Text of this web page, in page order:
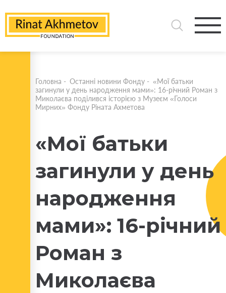
Головна - Останні новини Фонду - «Мої батьки
загинули у день народження мами»: 16-річний Роман з
Миколаєва поділився історією з Музеєм «Голоси
Мирних» Фонду Ріната Ахметова
«Мої батьки
загинули у день
народження
мами»: 16-річний
Роман з
Миколаєва